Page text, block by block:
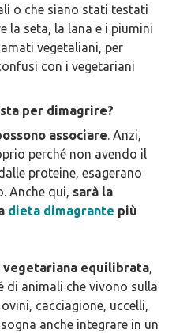
o che siano stati testati
la seta, la lana e i piumini
vegetaliani, per
con i vegetariani
per dimagrire?
associare. Anzi,
perché non avendo il
proteine, esagerano
Anche qui, sarà la
dieta dimagrante più
vegetariana equilibrata,
di animali che vivono sulla
cacciagione, uccelli,
anche integrare in un